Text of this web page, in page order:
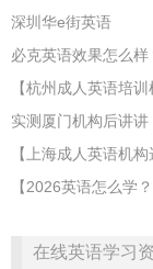
深圳华e街英语
【杭州成人英语培
在线英语学习